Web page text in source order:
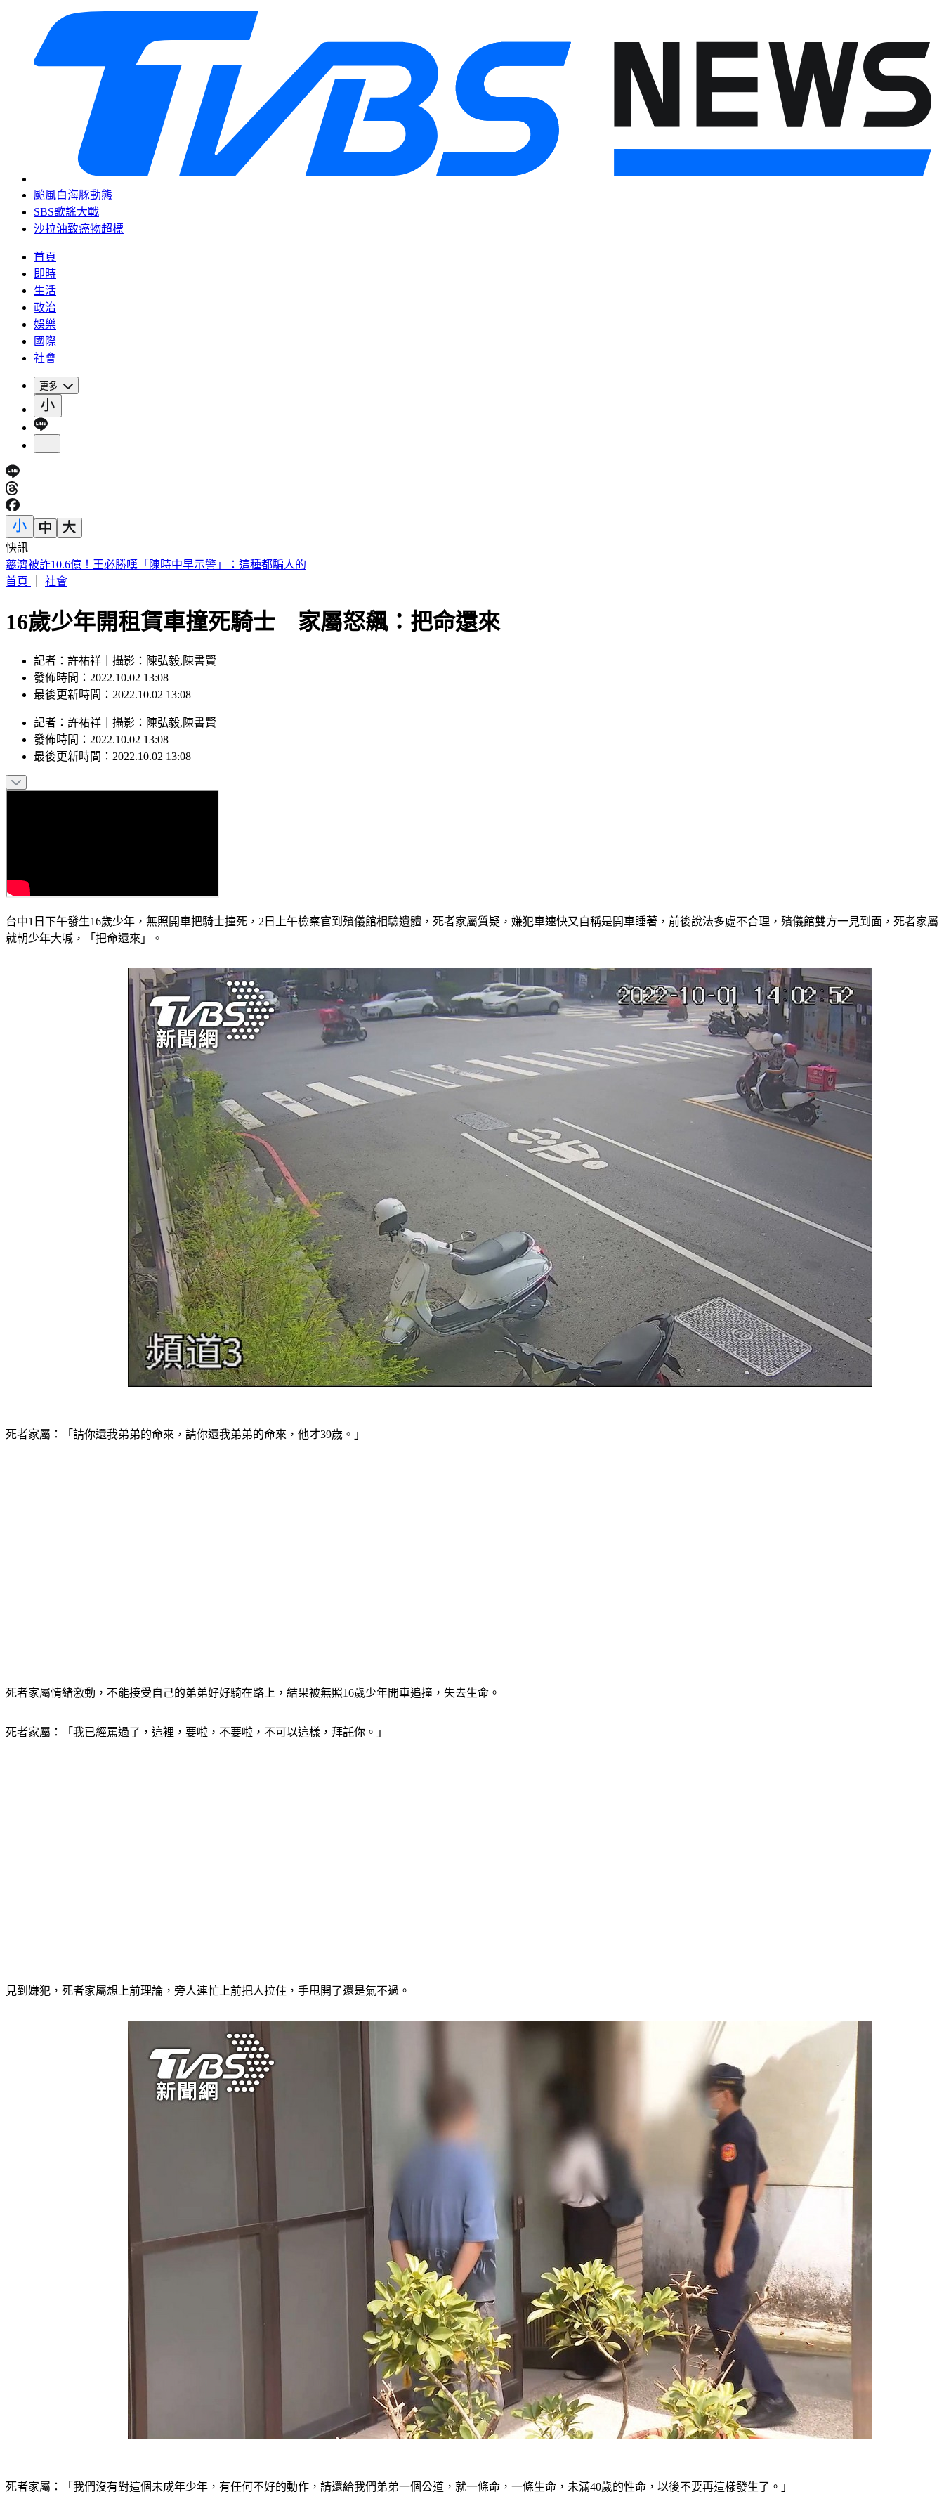
颱風白海豚動態
SBS歌謠大戰
沙拉油致癌物超標
首頁
即時
生活
政治
娛樂
國際
社會
更多
快訊
快訊／台中神岡死亡車禍 婦人遭大貨車撞飛魂斷路口
首頁
社會
16歲少年開租賃車撞死騎士 家屬怒飆：把命還來
記者：許祐祥｜攝影：陳弘毅,陳書賢
發佈時間：2022.10.02 13:08
最後更新時間：2022.10.02 13:08
記者 ： 許祐祥 攝影 ： 陳弘毅,陳書賢
發佈時間： 2022.10.02 13:08
最後更新時間： 2022.10.02 13:08
台中1日下午發生16歲少年，無照開車把騎士撞死，2日上午檢察官到殯儀館相驗遺體，死者家屬質疑，嫌犯車速快又自稱是開車睡著，前後說法多處不合理，殯儀館雙方一見到面，死者家屬
就朝少年大喊，「把命還來」。
死者家屬：「請你還我弟弟的命來，請你還我弟弟的命來，他才39歲。」
死者家屬情緒激動，不能接受自己的弟弟好好騎在路上，結果被無照16歲少年開車追撞，失去生命。
死者家屬：「我已經罵過了，這裡，要啦，不要啦，不可以這樣，拜託你。」
見到嫌犯，死者家屬想上前理論，旁人連忙上前把人拉住，手甩開了還是氣不過。
死者家屬：「我們沒有對這個未成年少年，有任何不好的動作，請還給我們弟弟一個公道，就一條命，一條生命，未滿40歲的性命，以後不要再這樣發生了。」